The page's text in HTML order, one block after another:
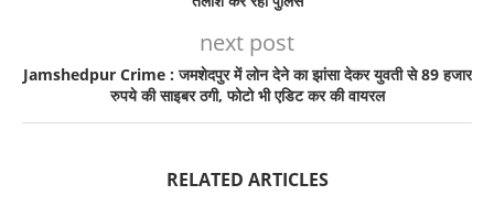
next post
Jamshedpur Crime : जमशेदपुर में लोन देने का झांसा देकर युवती से 89 हजार
रुपये की साइबर ठगी, फोटो भी एडिट कर की वायरल
RELATED ARTICLES